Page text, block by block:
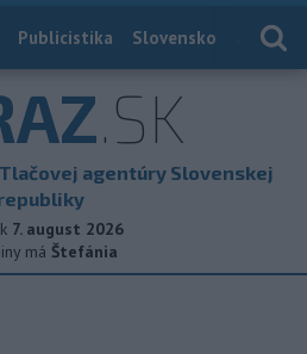
Publicistika Slovensko
.SK
agentúry Slovenskej
7. august 2026
má Štefánia